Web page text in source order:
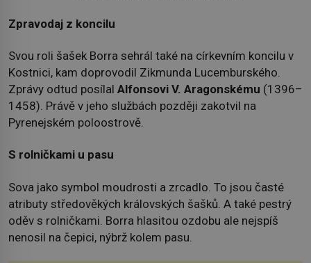
Zpravodaj z koncilu
Svou roli šašek Borra sehrál také na církevním koncilu v
Kostnici, kam doprovodil Zikmunda Lucemburského.
Zprávy odtud posílal Alfonsovi V. Aragonskému (1396–
1458). Právě v jeho službách později zakotvil na
Pyrenejském poloostrově.
S rolničkami u pasu
Sova jako symbol moudrosti a zrcadlo. To jsou časté
atributy středověkých královských šašků. A také pestrý
oděv s rolničkami. Borra hlasitou ozdobu ale nejspíš
nenosil na čepici, nýbrž kolem pasu.